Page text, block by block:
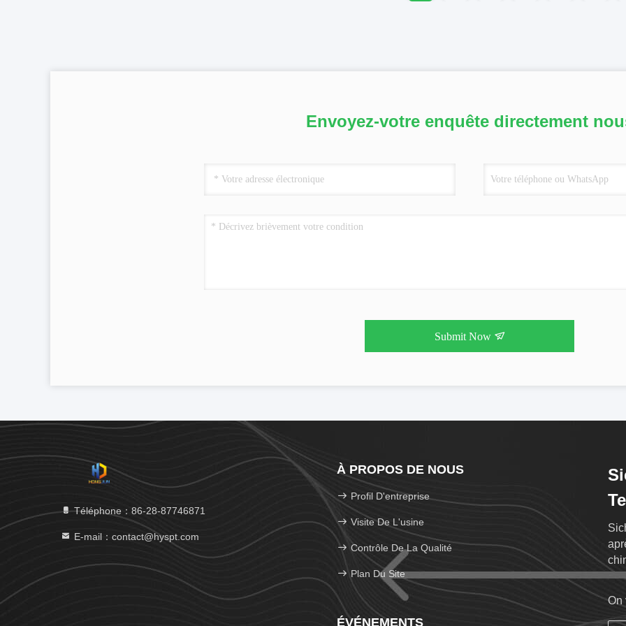
Envoyez-votre enquête directement
Submit Now
Téléphone：86-28-87746871
E-mail：contact@hyspt.com
À PROPOS DE NOUS
Profil D'entreprise
Visite De L'usine
Contrôle De La Qualité
Plan Du Site
ÉVÉNEMENTS
On